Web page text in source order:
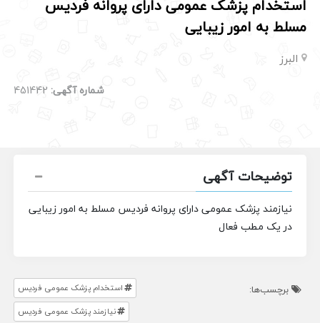
استخدام پزشک عمومی دارای پروانه فردیس
مسلط به امور زیبایی
البرز
شماره آگهی: 451442
توضیحات آگهی
نیازمند پزشک عمومی دارای پروانه فردیس مسلط به امور زیبایی
در یک مطب فعال
برچسب‌ها:
استخدام پزشک عمومی فردیس
نیازمند پزشک عمومی فردیس